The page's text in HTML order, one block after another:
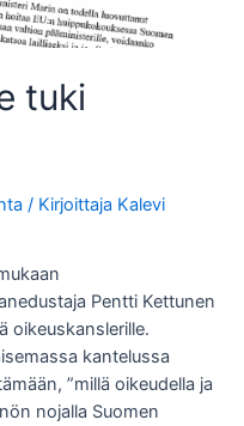
tuki
/ Kirjoittaja Kalevi
Pentti Kettunen
oikeuskanslerille.
kantelussa
”millä oikeudella ja
nojalla Suomen